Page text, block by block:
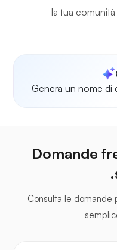
la tua
Genera un nome di
Domande
Consulta le domande